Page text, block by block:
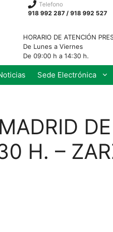
Telefono
918 992 287 / 918 992 527
HORARIO DE ATENCIÓN
De Lunes a Viernes
De 09:00 h a 14:30 h.
Sede Electrónica
H. –